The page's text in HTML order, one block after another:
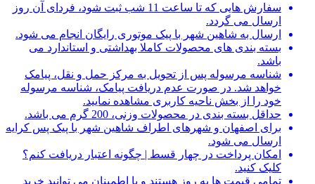
سفارش هایی که تا ساعت 11 شب ثبت شود، فردای آن روز
ارسال می گردد.
ارسال به شاهین شهر با پیک موتوری رایگان انجام می شود.
بسته بندی های محصولات کاملا بهداشتی و استاندارد می
باشد.
شناسه مرسوله پس از تحویل به مرکز حمل و نقل، پیامک
خواهد شد. در صورت عدم دریافت پیامک، شناسه مرسوله
خود را از بخش ناحیه کاربری مشاهده نمایید.
حداقل بسته بندی در محصولات وزنی، 200 گرم می باشد.
برای اصفهان و شهرهای اطراف شاهین شهر با پیک پس کرایه
ارسال می شود.
امکان پرداخت در چهار قسط | چگونه اعتبار دریافت کنم؟
کلیک کنید.
تمامی قیمت ها به روز هستند و با اطمینان می توانید خرید